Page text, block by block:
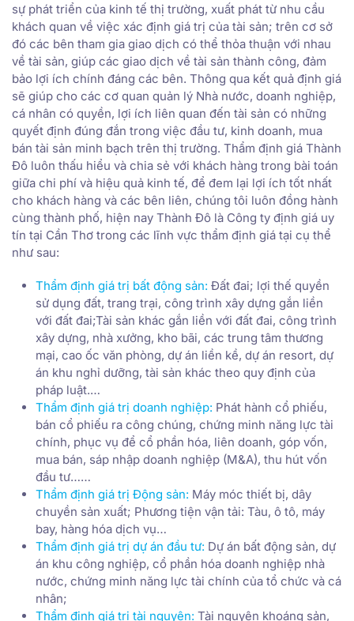
sự phát triển của kinh tế thị trường, xuất phát từ nhu cầu
khách quan về việc xác định giá trị của tài sản; trên cơ sở
đó các bên tham gia giao dịch có thể thỏa thuận với nhau
về tài sản, giúp các giao dịch về tài sản thành công, đảm
bảo lợi ích chính đáng các bên. Thông qua kết quả định giá
sẽ giúp cho các cơ quan quản lý Nhà nước, doanh nghiệp,
cá nhân có quyền, lợi ích liên quan đến tài sản có những
quyết định đúng đắn trong việc đầu tư, kinh doanh, mua
bán tài sản minh bạch trên thị trường. Thẩm định giá Thành
Đô luôn thấu hiểu và chia sẻ với khách hàng trong bài toán
giữa chi phí và hiệu quả kinh tế, để đem lại lợi ích tốt nhất
cho khách hàng và các bên liên, chúng tôi luôn đồng hành
cùng thành phố, hiện nay Thành Đô là Công ty định giá uy
tín tại Cần Thơ trong các lĩnh vực thẩm định giá tại cụ thể
như sau:
Thẩm định giá trị bất động sản: Đất đai; lợi thế quyền
sử dụng đất, trang trại, công trình xây dựng gắn liền
với đất đai;Tài sản khác gắn liền với đất đai, công trình
xây dựng, nhà xưởng, kho bãi, các trung tâm thương
mại, cao ốc văn phòng, dự án liền kề, dự án resort, dự
án khu nghỉ dưỡng, tài sản khác theo quy định của
pháp luật.…
Thẩm định giá trị doanh nghiệp: Phát hành cổ phiếu,
bán cổ phiếu ra công chúng, chứng minh năng lực tài
chính, phục vụ để cổ phần hóa, liên doanh, góp vốn,
mua bán, sáp nhập doanh nghiệp (M&A), thu hút vốn
đầu tư……
Thẩm định giá trị Động sản: Máy móc thiết bị, dây
chuyền sản xuất; Phương tiện vận tải: Tàu, ô tô, máy
bay, hàng hóa dịch vụ…
Thẩm định giá trị dự án đầu tư: Dự án bất động sản, dự
án khu công nghiệp, cổ phần hóa doanh nghiệp nhà
nước, chứng minh năng lực tài chính của tổ chức và cá
nhân;
Thẩm định giá trị tài nguyên: Tài nguyên khoáng sản,